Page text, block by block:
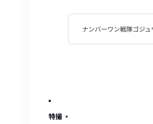
ナンバーワン戦隊ゴジュ
特撮